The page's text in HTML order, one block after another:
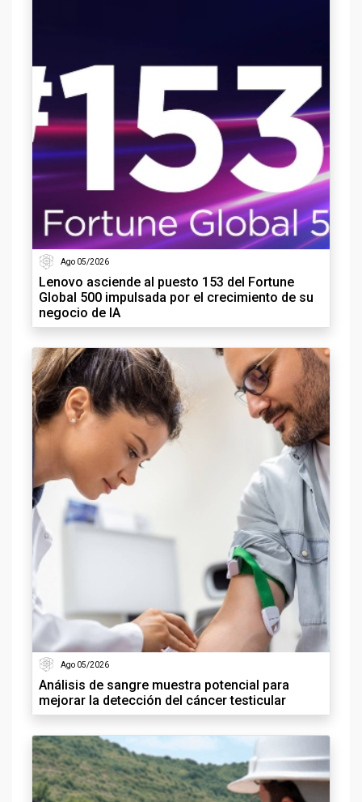
Ago 05/2026
Lenovo asciende al puesto 153 del Fortune
Global 500 impulsada por el crecimiento de su
negocio de IA
Ago 05/2026
Análisis de sangre muestra potencial para
mejorar la detección del cáncer testicular